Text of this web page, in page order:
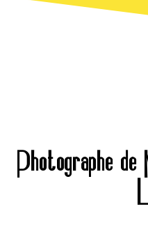
Photographe